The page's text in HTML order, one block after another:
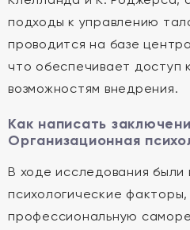
подходы к управлению
проводится на базе
что обеспечивает доступ
возможностям внедрения.
Как написать
Организационная
В ходе исследования были
психологические
профессиональную